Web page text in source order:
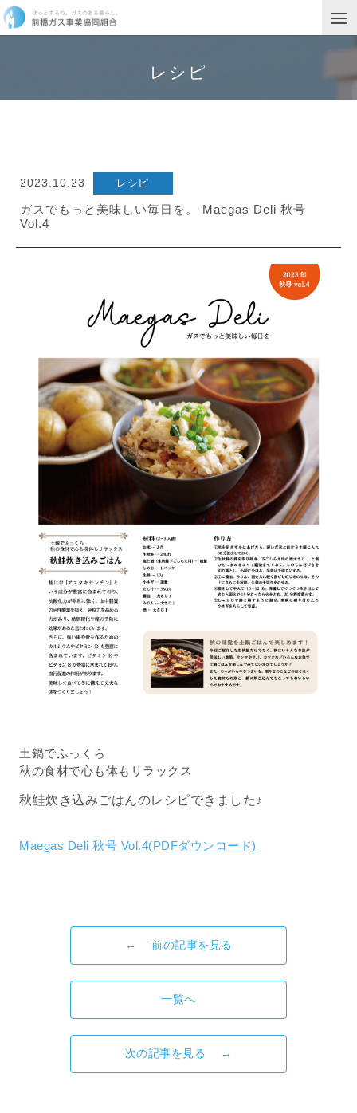
レシピ
2023.10.23 レシピ
ガスでもっと美味しい毎日を。 Maegas Deli 秋号
Vol.4
土鍋でふっくら
秋の食材で心も体もリラックス
秋鮭炊き込みごはんのレシピできました♪
Maegas Deli 秋号 Vol.4(PDFダウンロード)
← 前の記事を見る
一覧へ
次の記事を見る →